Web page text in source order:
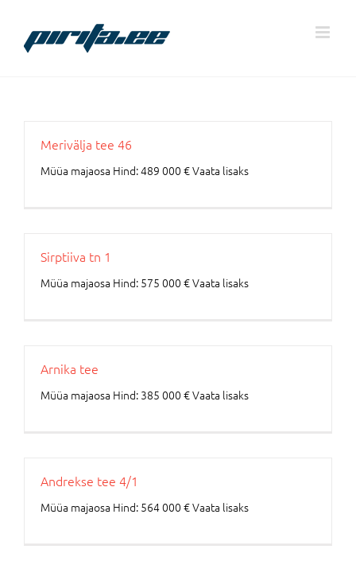
content
Merivälja tee 46
Müüa majaosa Hind: 489 000 € Vaata lisaks
Sirptiiva tn 1
Müüa majaosa Hind: 575 000 € Vaata lisaks
Arnika tee
Müüa majaosa Hind: 385 000 € Vaata lisaks
Andrekse tee 4/1
Müüa majaosa Hind: 564 000 € Vaata lisaks